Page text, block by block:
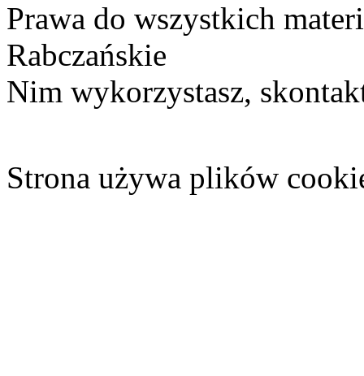
Prawa do wszystkich
Rabczańskie
Nim wykorzystasz,
Strona używa plików